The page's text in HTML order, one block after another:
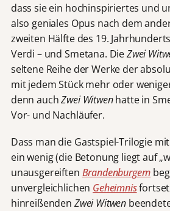
dass sie ein hochinspiriertes und
also geniales Opus nach dem
zweiten Hälfte des 19.
Verdi – und Smetana. DieZwei
seltene Reihe der Werke der
mit jedem Stück mehr oder
denn auchZwei Witwenhatte in
Vor- und Nachläufer.
Dass man die Gastspiel-Trilogie
ein wenig (die Betonung liegt auf
unausgereiften Brandenburgern
unvergleichlichen Geheimnis
hinreißenden Zwei Witwen